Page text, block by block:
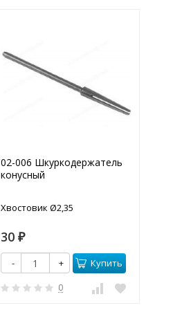
02-006 Шкуркодержатель
конусный
Хвостовик Ø2,35
30 ₽
- + Купить
0